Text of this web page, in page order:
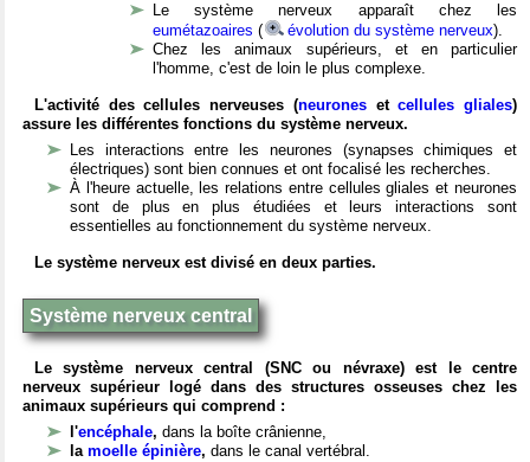
Le système nerveux apparaît chez les
eumétazoaires ( évolution du système nerveux).
Chez les animaux supérieurs, et en particulier
l'homme, c'est de loin le plus complexe.
L'activité des cellules nerveuses (neuronesetcellules gliales)
assure les différentes fonctions du système nerveux.
Les interactions entre les neurones (synapses chimiques et
électriques) sont bien connues et ont focalisé les recherches.
À l'heure actuelle, les relations entre cellules gliales et neurones
sont de plus en plus étudiées et leurs interactions sont
essentielles au fonctionnement du système nerveux.
Le système nerveux est divisé en deux parties.
Système nerveux central
Le système nerveux central (SNC ou névraxe) est le centre
nerveux supérieur logé dans des structures osseuses chez les
animaux supérieurs qui comprend :
l'encéphale, dans la boîte crânienne,
la moelle épinière, dans le canal vertébral.